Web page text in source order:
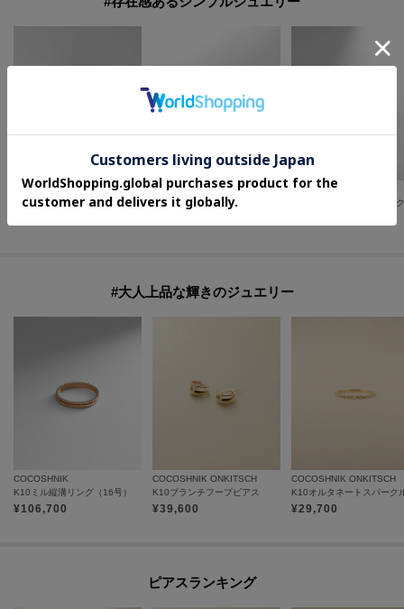
COCOSHNIK ONKITSCH
シルバー スモーキークォーツ クッションローズカットリング GP
COCOSHNIK ONKITSCH
COCOSHNIK ONKITSCH
#大人上品な輝きのジュエリー
COCOSHNIK
K10ミル縦溝リング（16号）
¥106,700
COCOSHNIK ONKITSCH
K10ブランチフープピアス
¥39,600
COCOSHNIK ONKITSCH
¥29,700
ピアスランキング